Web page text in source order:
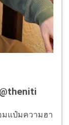
มแป๋มความฮา